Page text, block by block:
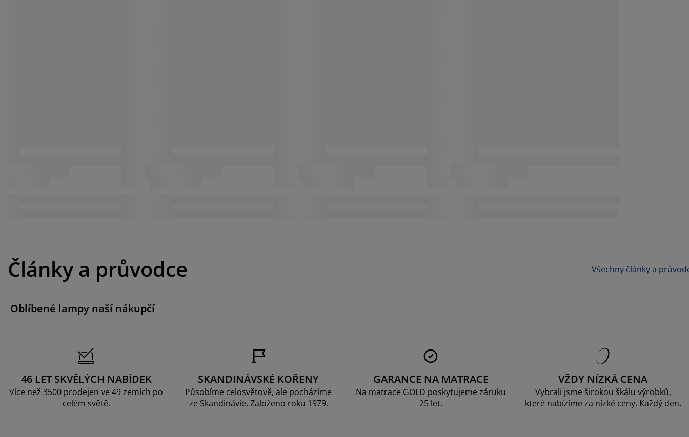
Články a průvodce Všechny články a
Oblíbené lampy naší nákupčí
46 LET SKVĚLÝCH NABÍDEK
Více než 3500 prodejen ve 49 zemích po
celém světě.
SKANDINÁVSKÉ KOŘENY
Působíme celosvětově, ale pocházíme
ze Skandinávie. Založeno roku 1979.
GARANCE NA MATRACE
Na matrace GOLD poskytujeme záruku
25 let.
VŽDY NÍZKÁ CENA
Vybrali jsme širokou škálu výrobků,
které nabízíme za nízké ceny. Každý den.